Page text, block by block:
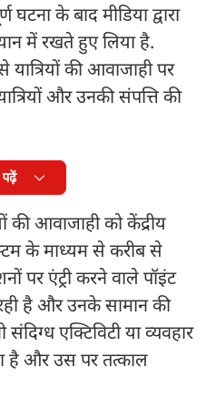
घटना के बाद मीडिया द्वारा
में रखते हुए लिया है.
यात्रियों की आवाजाही पर
और उनकी संपत्ति की
की आवाजाही को केंद्रीय
के माध्यम से करीब से
पर एंट्री करने वाले पॉइंट
रही है और उनके सामान की
एक्टिविटी या व्यवहार
है और उस पर तत्काल